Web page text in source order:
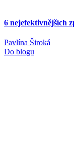
6 nejefektivnějších
Pavlína Široká
Do blogu